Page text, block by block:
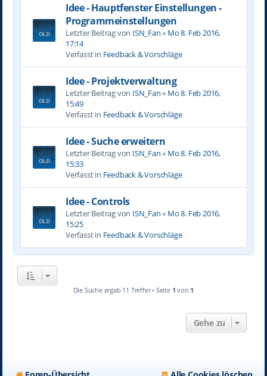
Idee - Hauptfenster Einstellungen -
Programmeinstellungen
Letzter Beitrag von ISN_Fan« Mo 8. Feb 2016,
17:14
Verfasst in Feedback & Vorschläge
Idee - Projektverwaltung
Letzter Beitrag von ISN_Fan« Mo 8. Feb 2016,
15:49
Verfasst in Feedback & Vorschläge
Idee - Suche erweitern
Letzter Beitrag von ISN_Fan« Mo 8. Feb 2016,
15:33
Verfasst in Feedback & Vorschläge
Idee - Controls
Letzter Beitrag von ISN_Fan« Mo 8. Feb 2016,
15:25
Verfasst in Feedback & Vorschläge
Die Suche ergab 11 Treffer • Seite 1 von 1
Gehe zu